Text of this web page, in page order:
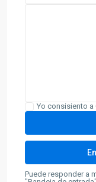
Yo consisiento a
Puede responder a